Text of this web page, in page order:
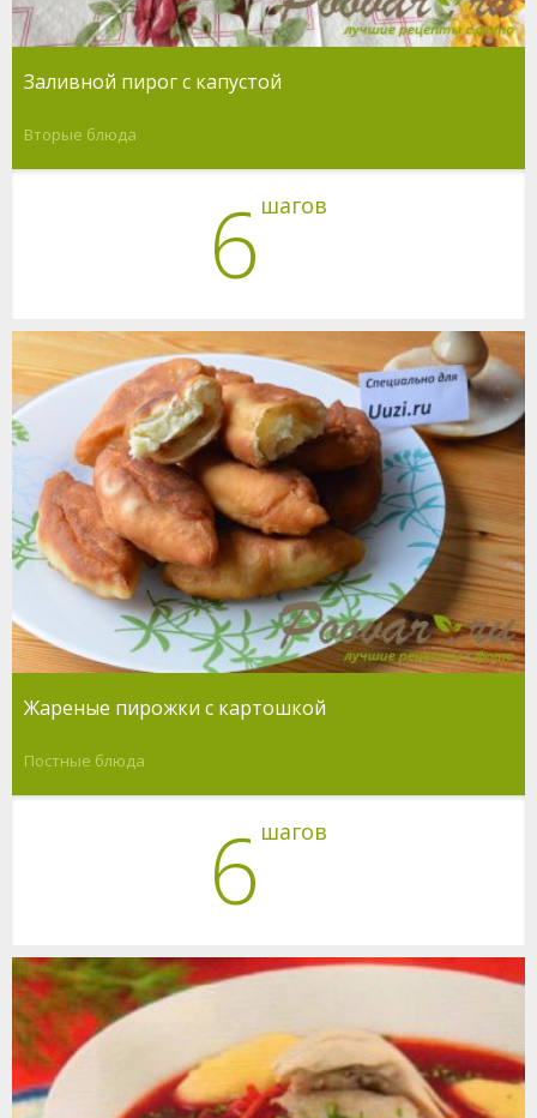
Заливной пирог с капустой
Вторые блюда
6 шагов
Жареные пирожки с картошкой
Постные блюда
6 шагов